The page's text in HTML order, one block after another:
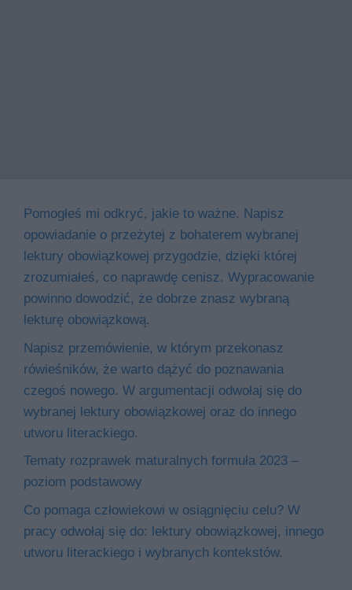
Pomogłeś mi odkryć, jakie to ważne. Napisz
opowiadanie o przeżytej z bohaterem wybranej
lektury obowiązkowej przygodzie, dzięki której
zrozumiałeś, co naprawdę cenisz. Wypracowanie
powinno dowodzić, że dobrze znasz wybraną
lekturę obowiązkową.
Napisz przemówienie, w którym przekonasz
rówieśników, że warto dążyć do poznawania
czegoś nowego. W argumentacji odwołaj się do
wybranej lektury obowiązkowej oraz do innego
utworu literackiego.
Tematy rozprawek maturalnych formuła 2023 –
poziom podstawowy
Co pomaga człowiekowi w osiągnięciu celu? W
pracy odwołaj się do: lektury obowiązkowej, innego
utworu literackiego i wybranych kontekstów.